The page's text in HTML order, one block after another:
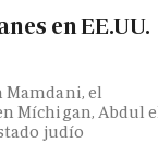
en EE.UU.
Mamdani, el
Míchigan, Abdul
judío